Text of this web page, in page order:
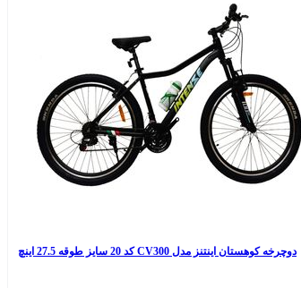
دوچرخه کوهستان اینتنز مدل CV300 کد 20 سایز طوقه 27.5 اینچ